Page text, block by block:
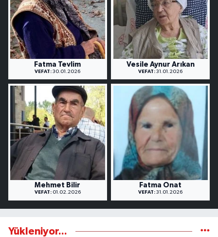
Fatma Tevlim
VEFAT: 30.01.2026
Vesile Aynur Arıkan
VEFAT: 31.01.2026
Mehmet Bilir
VEFAT:01.02.2026
Fatma Onat
VEFAT: 31.01.2026
Yükleniyor...